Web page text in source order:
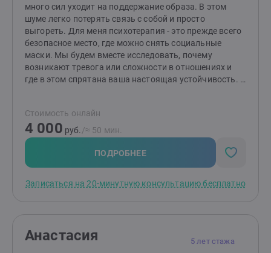
много сил уходит на поддержание образа. В этом
шуме легко потерять связь с собой и просто
выгореть. Для меня психотерапия - это прежде всего
безопасное место, где можно снять социальные
маски. Мы будем вместе исследовать, почему
возникают тревога или сложности в отношениях и
где в этом спрятана ваша настоящая устойчивость. Я
вам выстроить внутренние опоры так, чтобы вы
могли доверять себе и делать свой выбор, не
оглядываясь на чужие оценки За моей спиной более
2000 часов консультаций. Я работаю в научно
подтвержденном подходе (КПТ), являюсь
супервизии. Это помогает мне сохранять ясность и
запросе, я сориентирую по формату, и мы решим, как
Стоимость онлайн
4 000 руб. /≈ 50 мин.
ПОДРОБНЕЕ
Записаться на 20-минутную консультацию бесплатно
5 лет стажа
Анастасия